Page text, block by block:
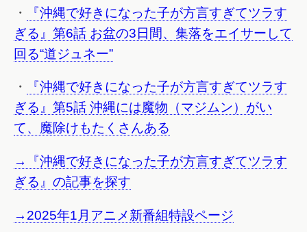
・
『沖縄で好きになった子が方言すぎてツラす
ぎる』第6話 お盆の3日間、集落をエイサーして
回る“道ジュネー”
・
『沖縄で好きになった子が方言すぎてツラす
ぎる』第5話 沖縄には魔物（マジムン）がい
て、魔除けもたくさんある
→『沖縄で好きになった子が方言すぎてツラす
ぎる』の記事を探す
→2025年1月アニメ新番組特設ページ